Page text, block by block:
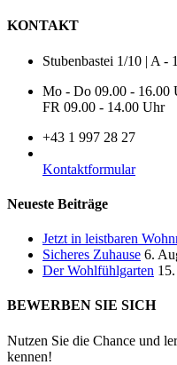
KONTAKT
Stubenbastei 1/10 | A -
Mo - Do 09.00 - 16.00
FR 09.00 - 14.00 Uhr
+43 1 997 28 27
Kontaktformular
Neueste Beiträge
Jetzt in leistbaren
Sicheres Zuhause 6.
Der Wohlfühlgarten
BEWERBEN SIE SICH
Nutzen Sie die Chance und
kennen!